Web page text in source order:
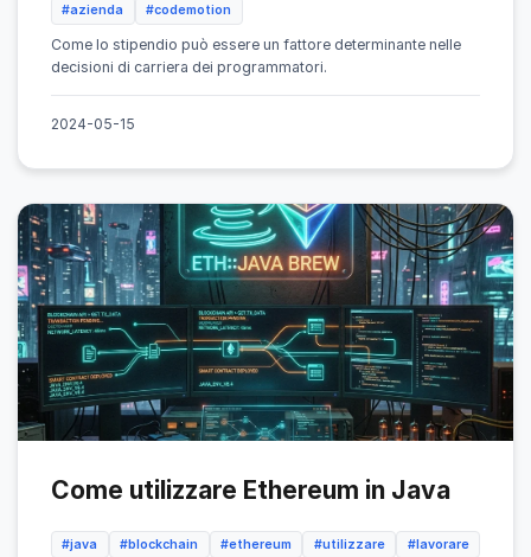
#azienda
#codemotion
Come lo stipendio può essere un fattore determinante nelle
decisioni di carriera dei programmatori.
2024-05-15
Come utilizzare Ethereum in Java
#java #blockchain #ethereum #utilizzare #lavorare